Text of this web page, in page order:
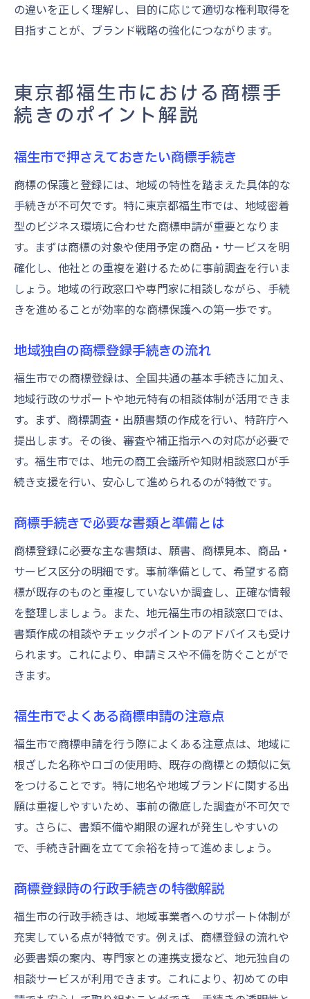
の違いを正しく理解し、目的に応じて適切な権利取得を
目指すことが、ブランド戦略の強化につながります。
東京都福生市における商標手
続きのポイント解説
福生市で押さえておきたい商標手続き
商標の保護と登録には、地域の特性を踏まえた具体的な
手続きが不可欠です。特に東京都福生市では、地域密着
型のビジネス環境に合わせた商標申請が重要となりま
す。まずは商標の対象や使用予定の商品・サービスを明
確化し、他社との重複を避けるために事前調査を行いま
しょう。地域の行政窓口や専門家に相談しながら、手続
きを進めることが効率的な商標保護への第一歩です。
地域独自の商標登録手続きの流れ
福生市での商標登録は、全国共通の基本手続きに加え、
地域行政のサポートや地元特有の相談体制が活用できま
す。まず、商標調査・出願書類の作成を行い、特許庁へ
提出します。その後、審査や補正指示への対応が必要で
す。福生市では、地元の商工会議所や知財相談窓口が手
続き支援を行い、安心して進められるのが特徴です。
商標手続きで必要な書類と準備とは
商標登録に必要な主な書類は、願書、商標見本、商品・
サービス区分の明細です。事前準備として、希望する商
標が既存のものと重複していないか調査し、正確な情報
を整理しましょう。また、地元福生市の相談窓口では、
書類作成の相談やチェックポイントのアドバイスも受け
られます。これにより、申請ミスや不備を防ぐことがで
きます。
福生市でよくある商標申請の注意点
福生市で商標申請を行う際によくある注意点は、地域に
根ざした名称やロゴの使用時、既存の商標との類似に気
をつけることです。特に地名や地域ブランドに関する出
願は重複しやすいため、事前の徹底した調査が不可欠で
す。さらに、書類不備や期限の遅れが発生しやすいの
で、手続き計画を立てて余裕を持って進めましょう。
商標登録時の行政手続きの特徴解説
福生市の行政手続きは、地域事業者へのサポート体制が
充実している点が特徴です。例えば、商標登録の流れや
必要書類の案内、専門家との連携支援など、地元独自の
相談サービスが利用できます。これにより、初めての申